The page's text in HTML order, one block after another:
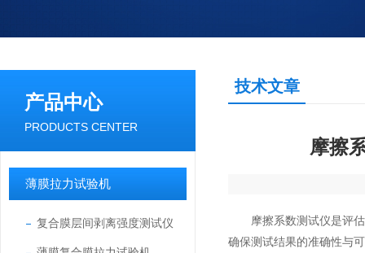
产品中心
PRODUCTS CENTER
薄膜拉力试验机
复合膜层间剥离强度测试仪
技术文章
摩擦
摩擦系数测试仪是评估
确保测试结果的准确性与